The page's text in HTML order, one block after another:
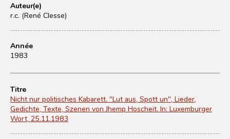
Auteur(e)
r.c. (René Clesse)
Année
1983
Titre
Nicht nur politisches Kabarett. "Lut aus, Spott un", Lieder,
Gedichte, Texte, Szenen von Jhemp Hoscheit. In: Luxemburger
Wort, 25.11.1983